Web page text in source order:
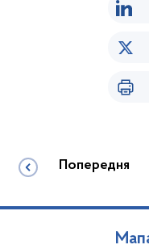
Попередня